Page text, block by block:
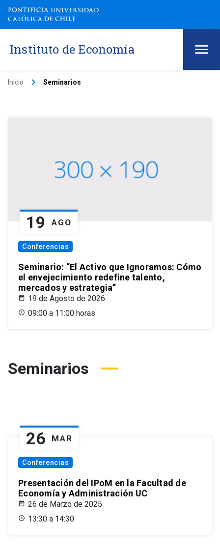
Instituto de Economía
Inicio keyboard_arrow_right Seminarios
19 AGO
Conferencias
Seminario: “El Activo que Ignoramos: Cómo
el envejecimiento redefine talento,
mercados y estrategia”
19 de Agosto de 2026
09:00 a 11:00 horas
Seminarios
26 MAR
Conferencias
Presentación del IPoM en la Facultad de
Economía y Administración UC
26 de Marzo de 2025
13:30 a 14:30